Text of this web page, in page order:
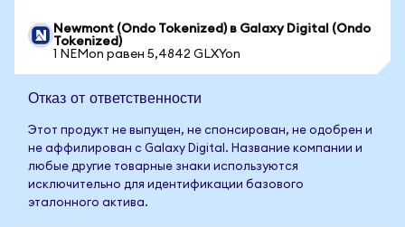
Newmont (Ondo Tokenized) в Galaxy Digital (Ondo
Tokenized)
1 NEMon равен 5,4842 GLXYon
Отказ от ответственности
Этот продукт не выпущен, не спонсирован, не одобрен и
не аффилирован с Galaxy Digital. Название компании и
любые другие товарные знаки используются
исключительно для идентификации базового
эталонного актива.